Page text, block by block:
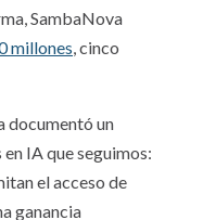
SambaNova
millones , cinco
documentó un
IA que seguimos:
el acceso de
ganancia